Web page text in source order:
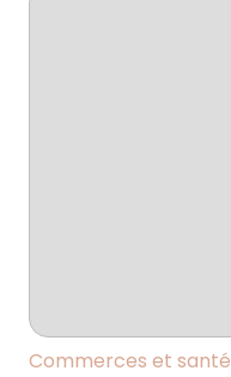
Commerces et santé